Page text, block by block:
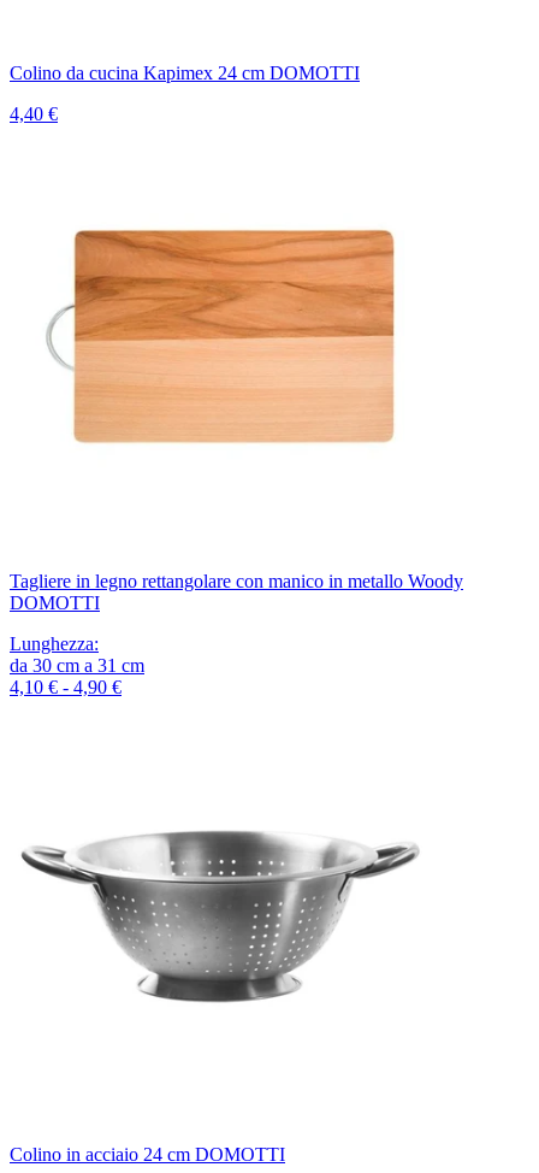
Colino da cucina Kapimex 24 cm DOMOTTI
4,40 €
Tagliere in legno rettangolare con manico in metallo Woody
DOMOTTI
Lunghezza:
da 30 cm a 31 cm
4,10 € - 4,90 €
Colino in acciaio 24 cm DOMOTTI